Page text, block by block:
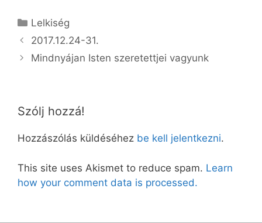
Kategória
Lelkiség
2017.12.24-31.
Mindnyájan Isten szeretettjei vagyunk
Szólj hozzá!
Hozzászólás küldéséhez be kell jelentkezni.
This site uses Akismet to reduce spam. Learn
how your comment data is processed.